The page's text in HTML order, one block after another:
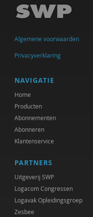
Carol D. Ryff
Marcel de Rooij
Delphine De Smet
prof. dr. Peter Derkx
Hanke Drop
Joachim Duyndam
Maxime Essers
Anne Goossensen
Rik Hospers
Ruben Jacobs
Algemene voorwaarden
Privacyverklaring
NAVIGATIE
Home
Producten
Abonnementen
Abonneren
Klantenservice
PARTNERS
Uitgeverij SWP
Logacom Congressen
Logavak Opleidingsgroep
Zesbee